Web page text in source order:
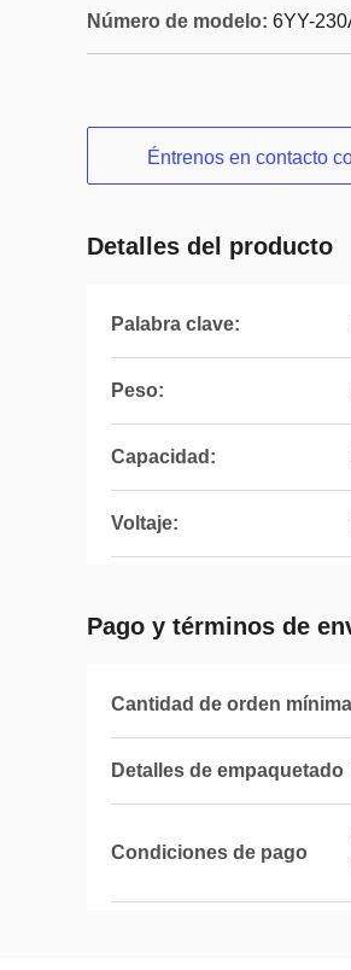
Número de modelo: 6YY-
Éntrenos en contacto
Detalles del producto
Palabra clave:
Peso:
Capacidad:
Voltaje:
Pago y términos de
Cantidad de orden mínima
Detalles de empaquetado
Condiciones de pago